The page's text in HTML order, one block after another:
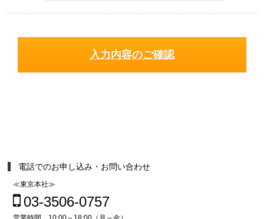
電話でのお申し込み・お問い合わせ
≪東京本社≫
03-3506-0757